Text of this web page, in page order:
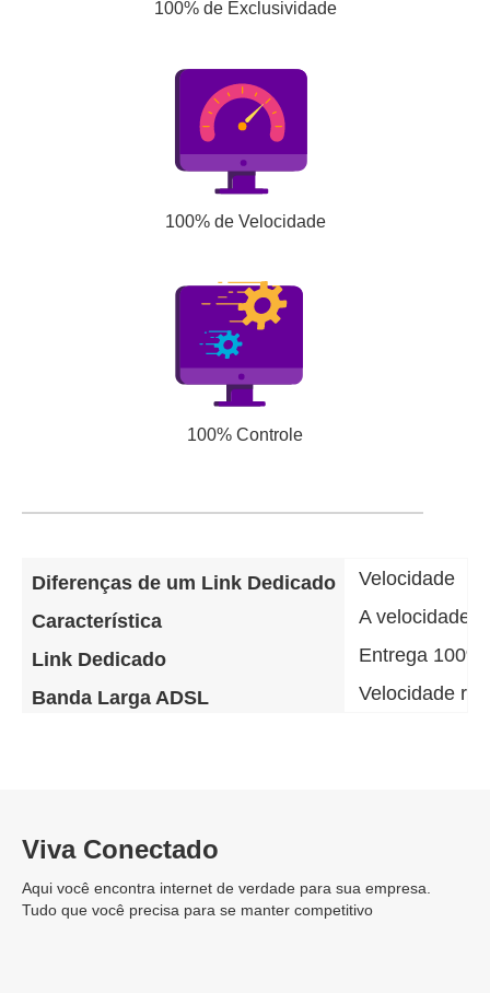
100% de Exclusividade
100% de Velocidade
100% Controle
Diferenças de um Link Dedicado
Característica
Link Dedicado
Banda Larga ADSL
Velocidade
A velocidade
Entrega
Velocidade
Viva Conectado
Aqui você encontra internet de verdade para sua empresa.
Tudo que você precisa para se manter competitivo